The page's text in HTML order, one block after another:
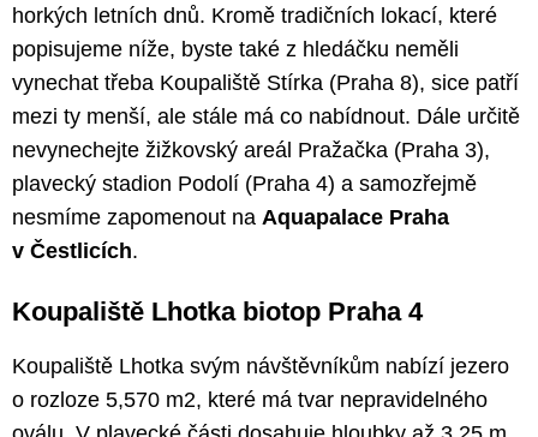
horkých letních dnů. Kromě tradičních lokací, které
popisujeme níže, byste také z hledáčku neměli
vynechat třeba Koupaliště Stírka (Praha 8), sice patří
mezi ty menší, ale stále má co nabídnout. Dále určitě
nevynechejte žižkovský areál Pražačka (Praha 3),
plavecký stadion Podolí (Praha 4) a samozřejmě
nesmíme zapomenout na Aquapalace Praha
v Čestlicích.
Koupaliště Lhotka biotop Praha 4
Koupaliště Lhotka svým návštěvníkům nabízí jezero
o rozloze 5,570 m2, které má tvar nepravidelného